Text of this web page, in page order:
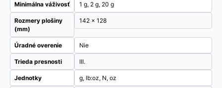
Minimálna váživosť 1 g, 2 g, 20 g
Rozmery plošiny
(mm)
142 x 128
Úradné overenie Nie
Trieda presnosti III.
Jednotky g, lb:oz, N, oz